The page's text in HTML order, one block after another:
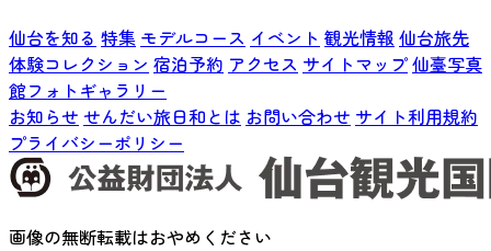
仙台を知る 特集 モデルコース イベント 観光情報 仙台旅先
体験コレクション 宿泊予約 アクセス サイトマップ仙臺写真
館フォトギャラリー
お知らせ せんだい旅日和とは お問い合わせ サイト利用規約
プライバシーポリシー
画像の無断転載はおやめください